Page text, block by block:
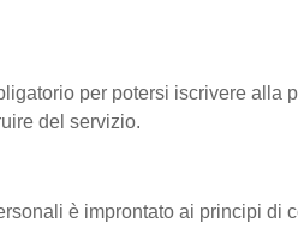
per potersi iscrivere
del servizio.
è improntato ai principi di